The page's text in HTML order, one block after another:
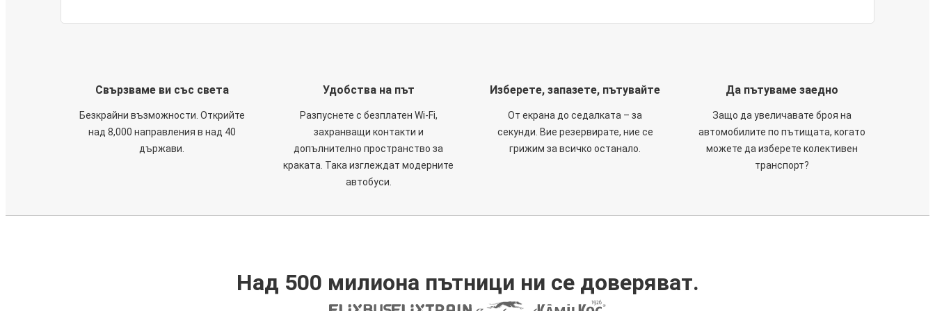
Свързваме ви със света
Безкрайни възможности. Открийте
над 8,000 направления в над 40
държави.
Удобства на път
Разпуснете с безплатен Wi-Fi,
захранващи контакти и
допълнително пространство за
краката. Така изглеждат модерните
автобуси.
Изберете, запазете, пътувайте
От екрана до седалката – за
секунди. Вие резервирате, ние се
грижим за всичко останало.
Да пътуваме заедно
Защо да увеличавате броя на
автомобилите по пътищата, когато
можете да изберете колективен
транспорт?
Над 500 милиона пътници ни се доверяват.